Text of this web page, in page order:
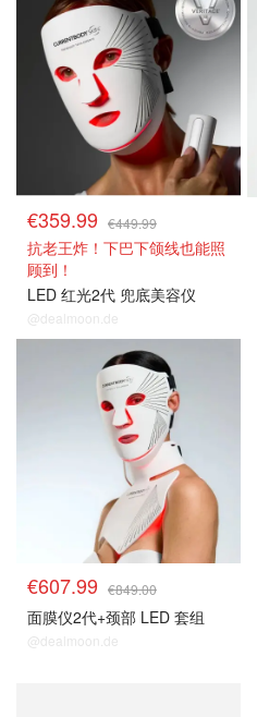
€359.99 €449.99
抗老王炸！下巴下颌线也能照
顾到！
LED 红光2代 兜底美容仪
@dealmoon.de
€607.99 €849.00
面膜仪2代+颈部 LED 套组
@dealmoon.de